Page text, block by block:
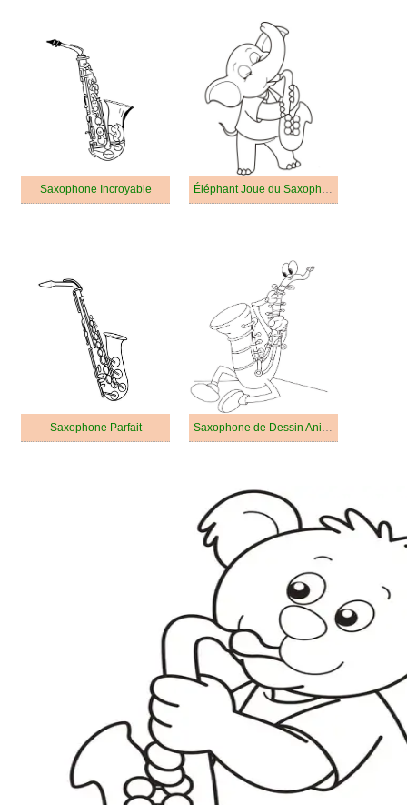
Saxophone Incroyable Éléphant Joue du Saxophone
Saxophone Parfait Saxophone de Dessin Animé